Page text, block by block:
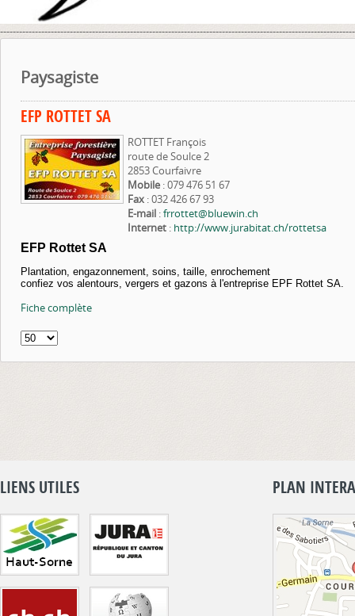
Paysagiste
EFP ROTTET SA
ROTTET François
route de Soulce 2
2853 Courfaivre
Mobile : 079 476 51 67
Fax : 032 426 67 93
E-mail :frrottet@bluewin.ch
Internet : http://www.jurabitat.ch/rottetsa
EFP Rottet SA
Plantation, engazonnement, soins, taille, enrochement
confiez vos alentours, vergers et gazons à l'entreprise EPF Rottet SA.
Fiche complète
LIENS UTILES PLAN